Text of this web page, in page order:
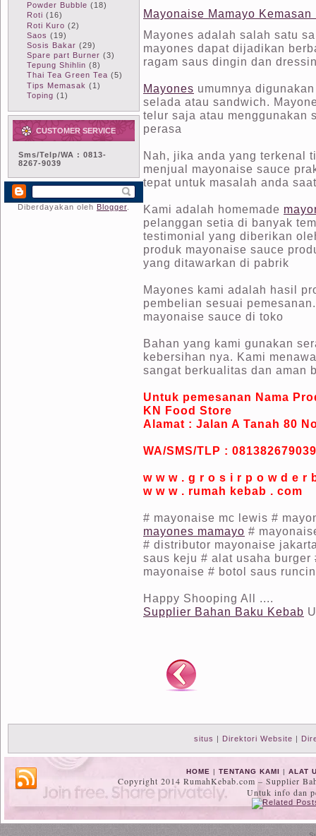
Powder Bubble (18)
Roti (16)
Roti Kuro (2)
Saos (19)
Sosis Bakar (29)
Spare part Burner (3)
Tepung Shihlin (8)
Thai Tea Green Tea (5)
Tips Memasak (1)
Toping (1)
CUSTOMER SERVICE
Sms/Telp/WA : 0813-
8267-9039
Diberdayakan oleh Blogger
Mayonaise Mamayo Kemasan
Mayones adalah salah satu
mayones dapat dijadikan
ragam saus dingin dan
Mayones umumnya
selada atau sandwich.
telur saja atau menggunakan
perasa
Nah, jika anda yang terkenal
menjual mayonaise sauce
tepat untuk masalah anda
Kami adalah homemade
pelanggan setia di banyak
testimonial yang diberikan
produk mayonaise sauce
yang ditawarkan di pabrik
Mayones kami adalah hasil
pembelian sesuai
mayonaise sauce di toko
Bahan yang kami gunakan
kebersihan nya. Kami
sangat berkualitas dan aman
Untuk pemesanan Nama
KN Food Store
Alamat : Jalan A Tanah 80
WA/SMS/TLP :
w w w . g r o s i r p o w d e r
w w w . rumah kebab . com
# mayonaise mc lewis #
mayones mamayo #
# distributor mayonaise
saus keju # alat usaha
mayonaise # botol saus
Happy Shooping All ....
Supplier Bahan Baku Kebab
situs | Direktori Website |
HOME |TENTANG KAMI |ALAT
Copyright 2014 RumahKebab.com – Supplier
Untuk info dan